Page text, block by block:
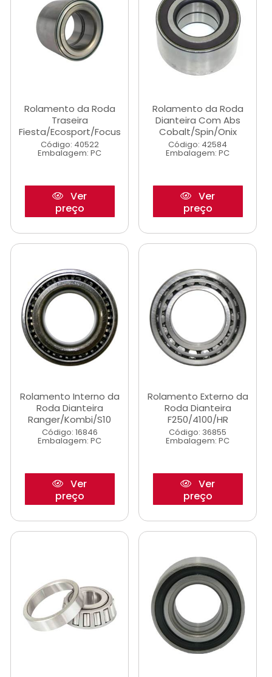
Rolamento da Roda
Traseira
Fiesta/Ecosport/Focus
Código: 40522
Embalagem: PC
Ver
preço
Rolamento da Roda
Dianteira Com Abs
Cobalt/Spin/Onix
Código: 42584
Embalagem: PC
Ver
preço
Rolamento Interno da
Roda Dianteira
Ranger/Kombi/S10
Código: 16846
Embalagem: PC
Ver
preço
Rolamento Externo da
Roda Dianteira
F250/4100/HR
Código: 36855
Embalagem: PC
Ver
preço